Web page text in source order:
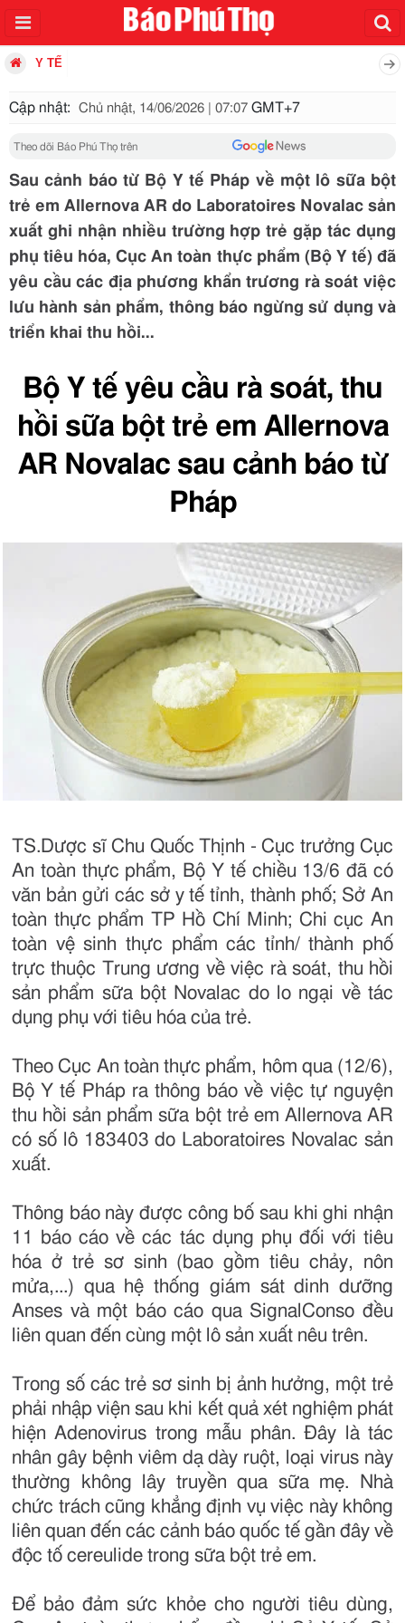
Y TẾ
Cập nhật: Chủ nhật, 14/06/2026 | 07:07 GMT+7
Theo dõi Báo Phú Thọ trên
Sau cảnh báo từ Bộ Y tế Pháp về một lô sữa bột
trẻ em Allernova AR do Laboratoires Novalac sản
xuất ghi nhận nhiều trường hợp trẻ gặp tác dụng
phụ tiêu hóa, Cục An toàn thực phẩm (Bộ Y tế) đã
yêu cầu các địa phương khẩn trương rà soát việc
lưu hành sản phẩm, thông báo ngừng sử dụng và
triển khai thu hồi...
Bộ Y tế yêu cầu rà soát, thu
hồi sữa bột trẻ em Allernova
AR Novalac sau cảnh báo từ
Pháp
TS.Dược sĩ Chu Quốc Thịnh - Cục trưởng Cục
An toàn thực phẩm, Bộ Y tế chiều 13/6 đã có
văn bản gửi các sở y tế tỉnh, thành phố; Sở An
toàn thực phẩm TP Hồ Chí Minh; Chi cục An
toàn vệ sinh thực phẩm các tỉnh/ thành phố
trực thuộc Trung ương về việc rà soát, thu hồi
sản phẩm sữa bột Novalac do lo ngại về tác
dụng phụ với tiêu hóa của trẻ.
Theo Cục An toàn thực phẩm, hôm qua (12/6),
Bộ Y tế Pháp ra thông báo về việc tự nguyện
thu hồi sản phẩm sữa bột trẻ em Allernova AR
có số lô 183403 do Laboratoires Novalac sản
xuất.
Thông báo này được công bố sau khi ghi nhận
11 báo cáo về các tác dụng phụ đối với tiêu
hóa ở trẻ sơ sinh (bao gồm tiêu chảy, nôn
mửa,...) qua hệ thống giám sát dinh dưỡng
Anses và một báo cáo qua SignalConso đều
liên quan đến cùng một lô sản xuất nêu trên.
Trong số các trẻ sơ sinh bị ảnh hưởng, một trẻ
phải nhập viện sau khi kết quả xét nghiệm phát
hiện Adenovirus trong mẫu phân. Đây là tác
nhân gây bệnh viêm dạ dày ruột, loại virus này
thường không lây truyền qua sữa mẹ. Nhà
chức trách cũng khẳng định vụ việc này không
liên quan đến các cảnh báo quốc tế gần đây về
độc tố cereulide trong sữa bột trẻ em.
Để bảo đảm sức khỏe cho người tiêu dùng,